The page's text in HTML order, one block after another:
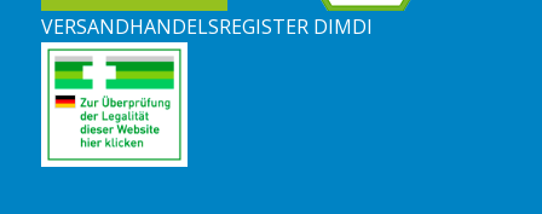
VERSANDHANDELSREGISTER DIMDI